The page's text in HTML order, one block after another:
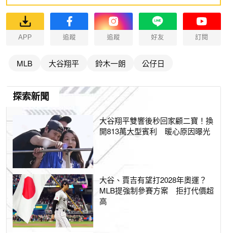
APP 追蹤 追蹤 好友 訂閱
MLB 大谷翔平 鈴木一朗 公仔日
探索新聞
大谷翔平雙響後秒回家顧二寶！換
開813萬大型賓利 暖心原因曝光
大谷、賈吉有望打2028年奧運？
MLB提強制參賽方案 拒打代價超
高